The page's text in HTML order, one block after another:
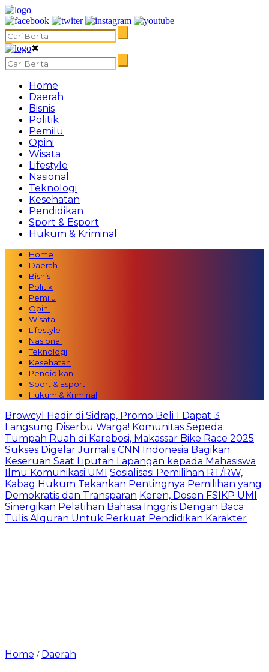
✖
Home
Daerah
Bisnis
Politik
Pemilu
Opini
Wisata
Lifestyle
Nasional
Teknologi
Kesehatan
Pendidikan
Sport & Esport
Hukum & Kriminal
Home
Daerah
Bisnis
Politik
Pemilu
Opini
Wisata
Lifestyle
Nasional
Teknologi
Kesehatan
Pendidikan
Sport & Esport
Hukum & Kriminal
Browcyl Hadir di Sidrap, Promo Beli 1 Dapat 3
Langsung Diserbu Warga! Komunitas Sepeda
Tumpah Ruah di Karebosi, Makassar Bike Race 2025
Sukses Digelar Jurnalis CNN Indonesia Bagikan
Keseruan Saat Liputan Lapangan kepada Mahasiswa
Ilmu Komunikasi UMI Sosialisasi Pemilihan RT/RW,
Kabag Hukum Tekankan Pentingnya Pemilihan yang
Demokratis dan Transparan Keren, Dosen FSIKP UMI
Sinergikan Pelatihan Bahasa Inggris Dengan Baca
Tulis Alquran Untuk Perkuat Pendidikan Karakter
Home / Daerah